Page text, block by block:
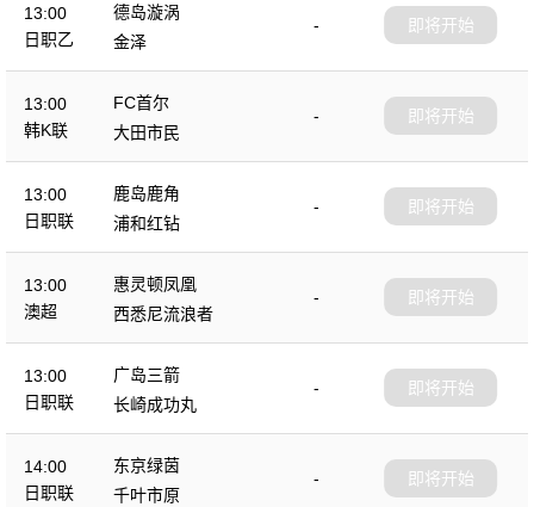
13:00
日职乙
德岛漩涡
-
金泽
即将开始
13:00
韩K联
FC首尔
-
大田市民
即将开始
13:00
日职联
鹿岛鹿角
-
浦和红钻
即将开始
13:00
澳超
惠灵顿凤凰
-
西悉尼流浪者
即将开始
13:00
日职联
广岛三箭
-
长崎成功丸
即将开始
14:00
日职联
东京绿茵
-
千叶市原
即将开始